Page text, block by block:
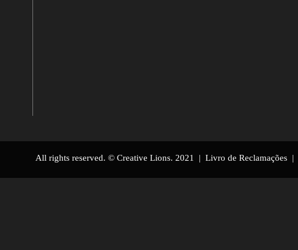
All rights reserved. © Creative Lions. 2021 | Livro de Reclamações |